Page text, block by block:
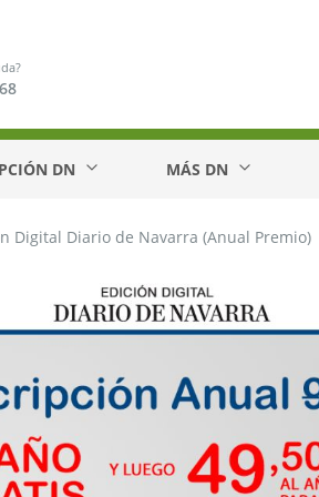
DN MÁS DN
Digital Diario de Navarra (Anual Premio)